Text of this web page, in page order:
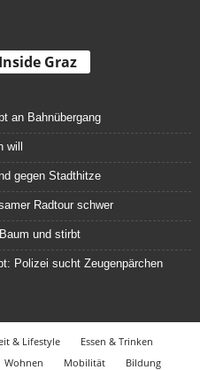
Graz
an Bahnübergang
gegen Stadthitze
Radtour schwer
und stirbt
Polizei sucht Zeugenpärchen
& Lifestyle
Essen & Trinken
Wohnen Mobilität Bildung